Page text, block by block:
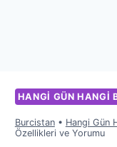
HANGI GÜN HANGI
Burcistan• Hangi Gün
Özellikleri ve Yorumu